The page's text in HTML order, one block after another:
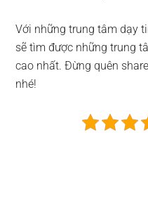
Với những trung tâm dạy
sẽ tìm được những trung
cao nhất. Đừng quên
nhé!